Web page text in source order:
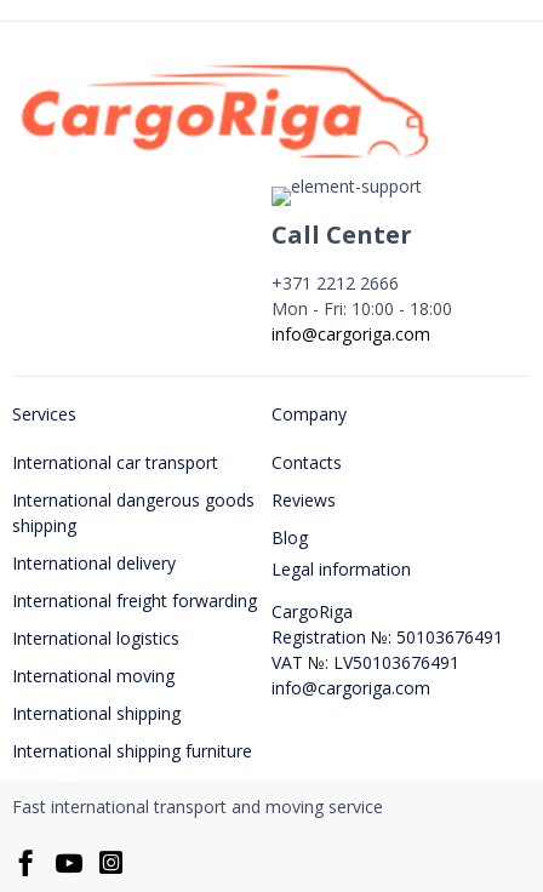
Call Center
+371 2212 2666
Mon - Fri: 10:00 - 18:00
info@cargoriga.com
Services
International car transport
International dangerous goods
shipping
International delivery
International freight forwarding
International logistics
International moving
International shipping
International shipping furniture
Company
Contacts
Reviews
Blog
Legal information
CargoRiga
Registration №: 50103676491
VAT №: LV50103676491
info@cargoriga.com
Fast international transport and moving service